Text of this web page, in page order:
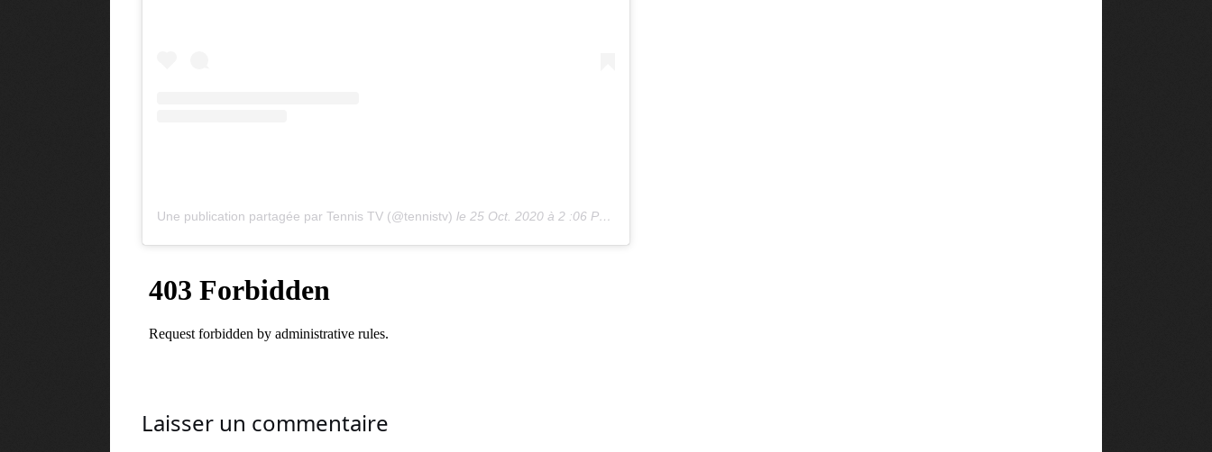
Une publication partagée par Tennis TV (@tennistv) le 25 Oct. 2020 à 2 :06 PDT
Laisser un commentaire